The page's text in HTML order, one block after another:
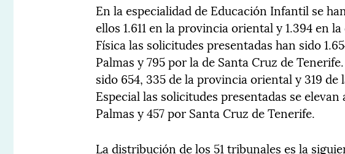
En la especialidad de Educación Infantil se
ellos 1.611 en la provincia oriental y 1.394 en
Física las solicitudes presentadas han sido
Palmas y 795 por la de Santa Cruz de
sido 654, 335 de la provincia oriental y 319
Especial las solicitudes presentadas se elevan
Palmas y 457 por Santa Cruz de Tenerife.
La distribución de los 51 tribunales es la